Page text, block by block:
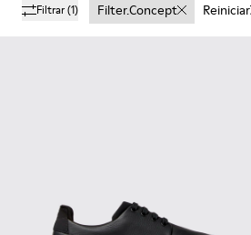
Filtrar(1) Filter.concept Reiniciar